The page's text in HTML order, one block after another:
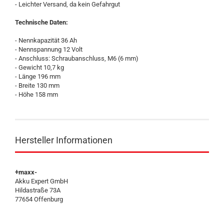
- Leichter Versand, da kein Gefahrgut
Technische Daten:
- Nennkapazität 36 Ah
- Nennspannung 12 Volt
- Anschluss: Schraubanschluss, M6 (6 mm)
- Gewicht 10,7 kg
- Länge 196 mm
- Breite 130 mm
- Höhe 158 mm
Hersteller Informationen
+maxx-
Akku Expert GmbH
Hildastraße 73A
77654 Offenburg